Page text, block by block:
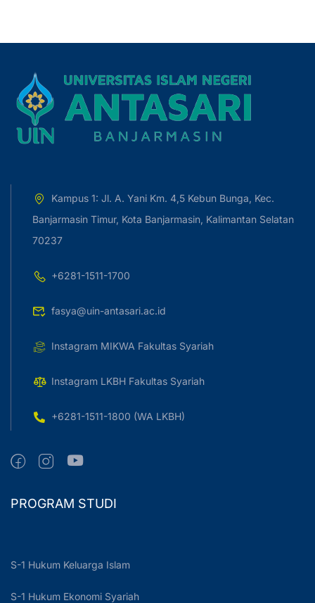
Kampus 1: Jl. A. Yani Km. 4,5 Kebun Bunga, Kec.
Banjarmasin Timur, Kota Banjarmasin, Kalimantan Selatan
70237
+6281-1511-1700
fasya@uin-antasari.ac.id
Instagram MIKWA Fakultas Syariah
Instagram LKBH Fakultas Syariah
+6281-1511-1800 (WA LKBH)
PROGRAM STUDI
S-1 Hukum Keluarga Islam
S-1 Hukum Ekonomi Syariah